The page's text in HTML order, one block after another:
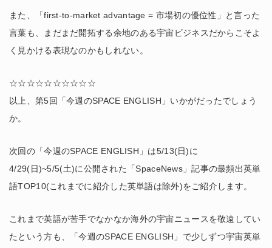
また、「first-to-market advantage = 市場初の優位性」と言った
言葉も、まだまだ開拓する余地のある宇宙ビジネスだからこそよ
く見かける表現なのかもしれない。
☆☆☆☆☆☆☆☆☆☆
以上、第5回「今週のSPACE ENGLISH」いかがだったでしょう
か。
次回の「今週のSPACE ENGLISH」は5/13(日)に
4/29(日)~5/5(土)に公開された「SpaceNews」記事の最頻出英単
語TOP10(これまでに紹介した英単語は除外)をご紹介します。
これまで英語が苦手でなかなか海外の宇宙ニュースを敬遠してい
たという方も、「今週のSPACE ENGLISH」で少しずつ宇宙英単